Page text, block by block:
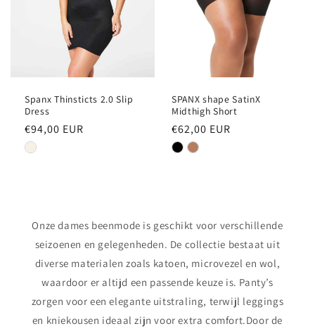
Spanx Thinsticts 2.0 Slip
Dress
Normale
prijs
€94,00 EUR
SPANX shape SatinX
Midthigh Short
Normale
prijs
€62,00 EUR
Onze dames beenmode is geschikt voor verschillende
seizoenen en gelegenheden. De collectie bestaat uit
diverse materialen zoals katoen, microvezel en wol,
waardoor er altijd een passende keuze is. Panty’s
zorgen voor een elegante uitstraling, terwijl leggings
en kniekousen ideaal zijn voor extra comfort.Door de